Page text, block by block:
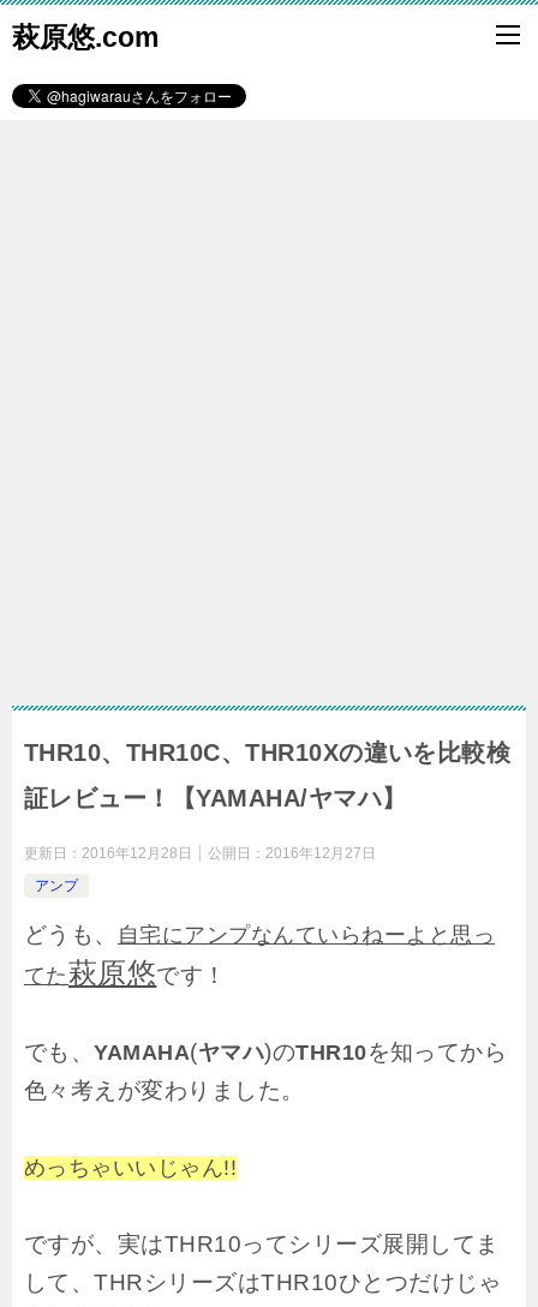
萩原悠.com
THR10、THR10C、THR10Xの違いを比較検
証レビュー！【YAMAHA/ヤマハ】
更新日： 2016年12月28日 公開日： 2016年12月27日
アンプ
どうも、
自宅にアンプなんていらねーよと思っ
てた萩原悠です！
でも、YAMAHA(ヤマハ)のTHR10を知ってから
色々考えが変わりました。
めっちゃいいじゃん!!
ですが、実はTHR10ってシリーズ展開してま
して、THRシリーズはTHR10ひとつだけじゃ